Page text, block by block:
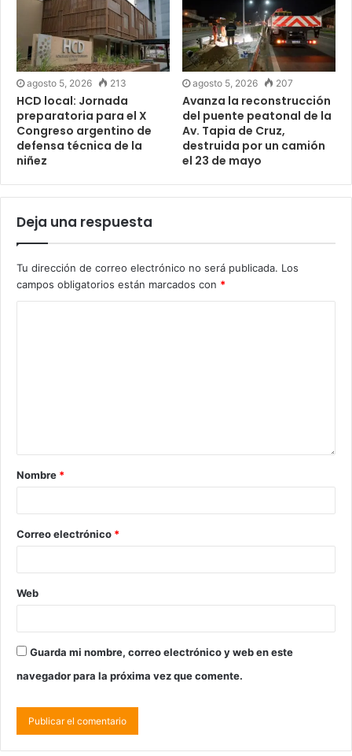
agosto 5, 2026 213
HCD local: Jornada
preparatoria para el X
Congreso argentino de
defensa técnica de la
niñez
agosto 5, 2026 207
Avanza la reconstrucción
del puente peatonal de la
Av. Tapia de Cruz,
destruida por un camión
el 23 de mayo
Deja una respuesta
Tu dirección de correo electrónico no será publicada. Los
campos obligatorios están marcados con *
Nombre *
Correo electrónico *
Web
Guarda mi nombre, correo electrónico y web en este
navegador para la próxima vez que comente.